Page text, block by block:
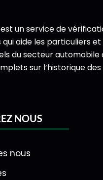
un service de
qui aide les particuliers et
du secteur automobile
sur l’historique des
NOUS
nous